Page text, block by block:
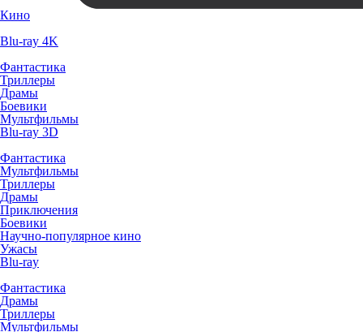
Кино
Blu-ray 4K
Фантастика
Триллеры
Драмы
Боевики
Мультфильмы
Blu-ray 3D
Фантастика
Мультфильмы
Триллеры
Драмы
Приключения
Боевики
Научно-популярное кино
Ужасы
Blu-ray
Фантастика
Драмы
Триллеры
Мультфильмы